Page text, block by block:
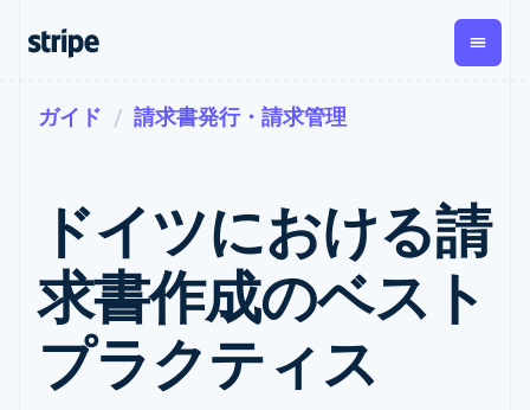
支払い
オンライン決
済
Payments
マーチャント
オブレコード
ソリューショ
Payment links
コーディング
収益
経常収益
Metronome
従量課金
サブスクリ
プション
プションの
管理
Invoicing
Global
Payouts
第三者
への入
金
ットプ
イス
企業規模別
ユースケース別
エージェンティックコマ
ース
E コマース / ECサイト
埋込型金融
ドキュメント
ライブラリと SDK
Stripe Apps
ガイド
オンライン決済を受け付
学ぶ
ガイド
サポート
サポートに問い合わせる
管理サポートプラン
プロフェッショナルサー
ガイド 請求書発行・請求管理
ドイツにおける請
求書作成のベスト
プラクティス